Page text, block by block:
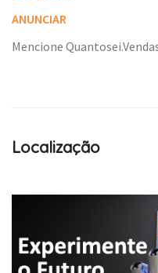
ANUNCIAR
Mencione
Localização